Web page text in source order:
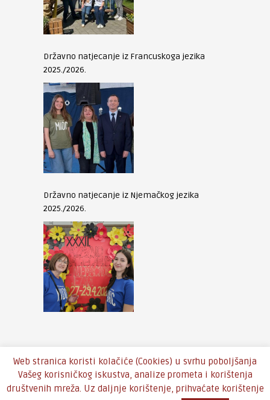
Državno natjecanje iz Francuskoga jezika
2025./2026.
Državno natjecanje iz Njemačkog jezika
2025./2026.
Copyright © 2016 - Theme by An-Themes
Web stranica koristi kolačiće (Cookies) u svrhu poboljšanja
Vašeg korisničkog iskustva, analize prometa i korištenja
društvenih mreža. Uz daljnje korištenje, prihvaćate korištenje